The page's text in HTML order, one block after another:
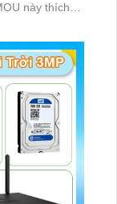
này thích